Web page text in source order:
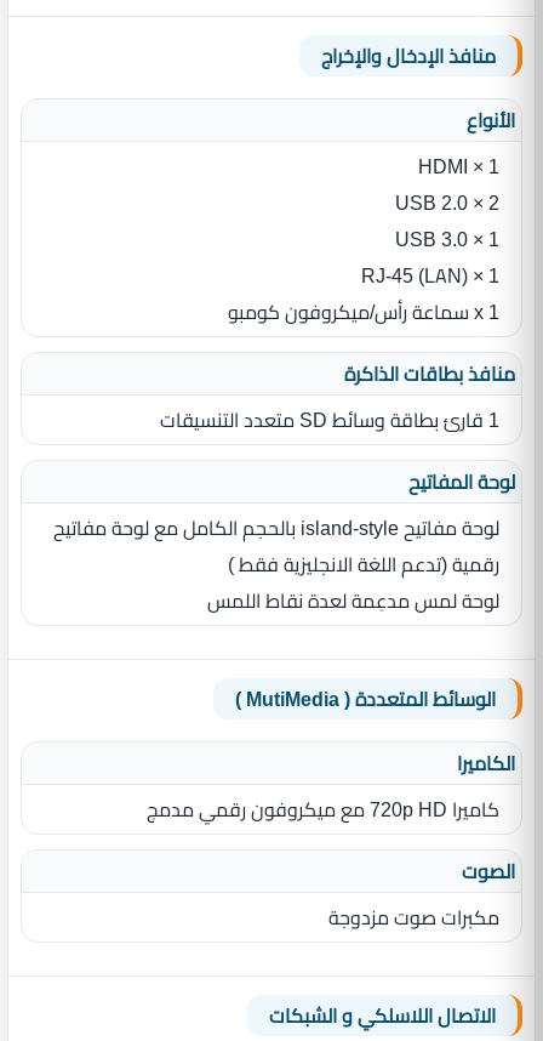
منافذ الإدخال والإخراج
الأنواع
1 × HDMI
2 × USB 2.0
1 × USB 3.0
1 × RJ-45 (LAN)
1 x سماعة رأس/ميكروفون كومبو
منافذ بطاقات الذاكرة
1 قارئ بطاقة وسائط SD متعدد التنسيقات
لوحة المفاتيح
لوحة مفاتيح island‎-style بالحجم الكامل مع لوحة مفاتيح
رقمية (تدعم اللغة الانجليزية فقط )
لوحة لمس مدعِمة لعدة نقاط اللمس
الوسائط المتعددة ( MutiMedia )
الكاميرا
كاميرا 720p HD مع ميكروفون رقمي مدمج
الصوت
مكبرات صوت مزدوجة
الاتصال اللاسلكي و الشبكات